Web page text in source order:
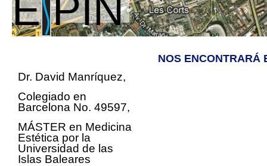
E PIN
Dr. David Manríquez,
Colegiado en
Barcelona No. 49597,
MÁSTER en Medicina
Estética por la
Universidad de las
Islas Baleares
NOS ENCONTRARÁ